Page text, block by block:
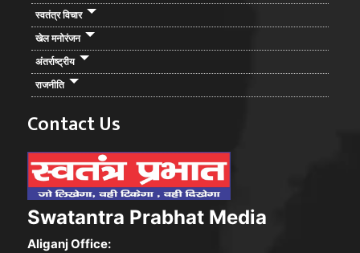
स्वतंत्र विचार
खेल मनोरंजन
अंतर्राष्ट्रीय
राजनीति
Contact Us
Swatantra Prabhat Media
Aliganj Office: